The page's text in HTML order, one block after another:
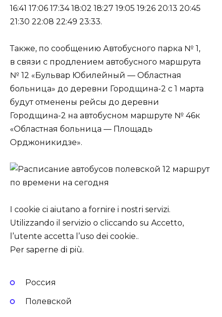
16:41 17:06 17:34 18:02 18:27 19:05 19:26 20:13 20:45
21:30 22:08 22:49 23:33.
Также, по сообщению Автобусного парка № 1,
в связи с продлением автобусного маршрута
№ 12 «Бульвар Юбилейный — Областная
больница» до деревни Городщина-2 с 1 марта
будут отменены рейсы до деревни
Городщина-2 на автобусном маршруте № 46к
«Областная больница — Площадь
Орджоникидзе».
I cookie ci aiutano a fornire i nostri servizi.
Utilizzando il servizio o cliccando su Accetto,
l’utente accetta l’uso dei cookie..
Per saperne di più.
Россия
Полевской